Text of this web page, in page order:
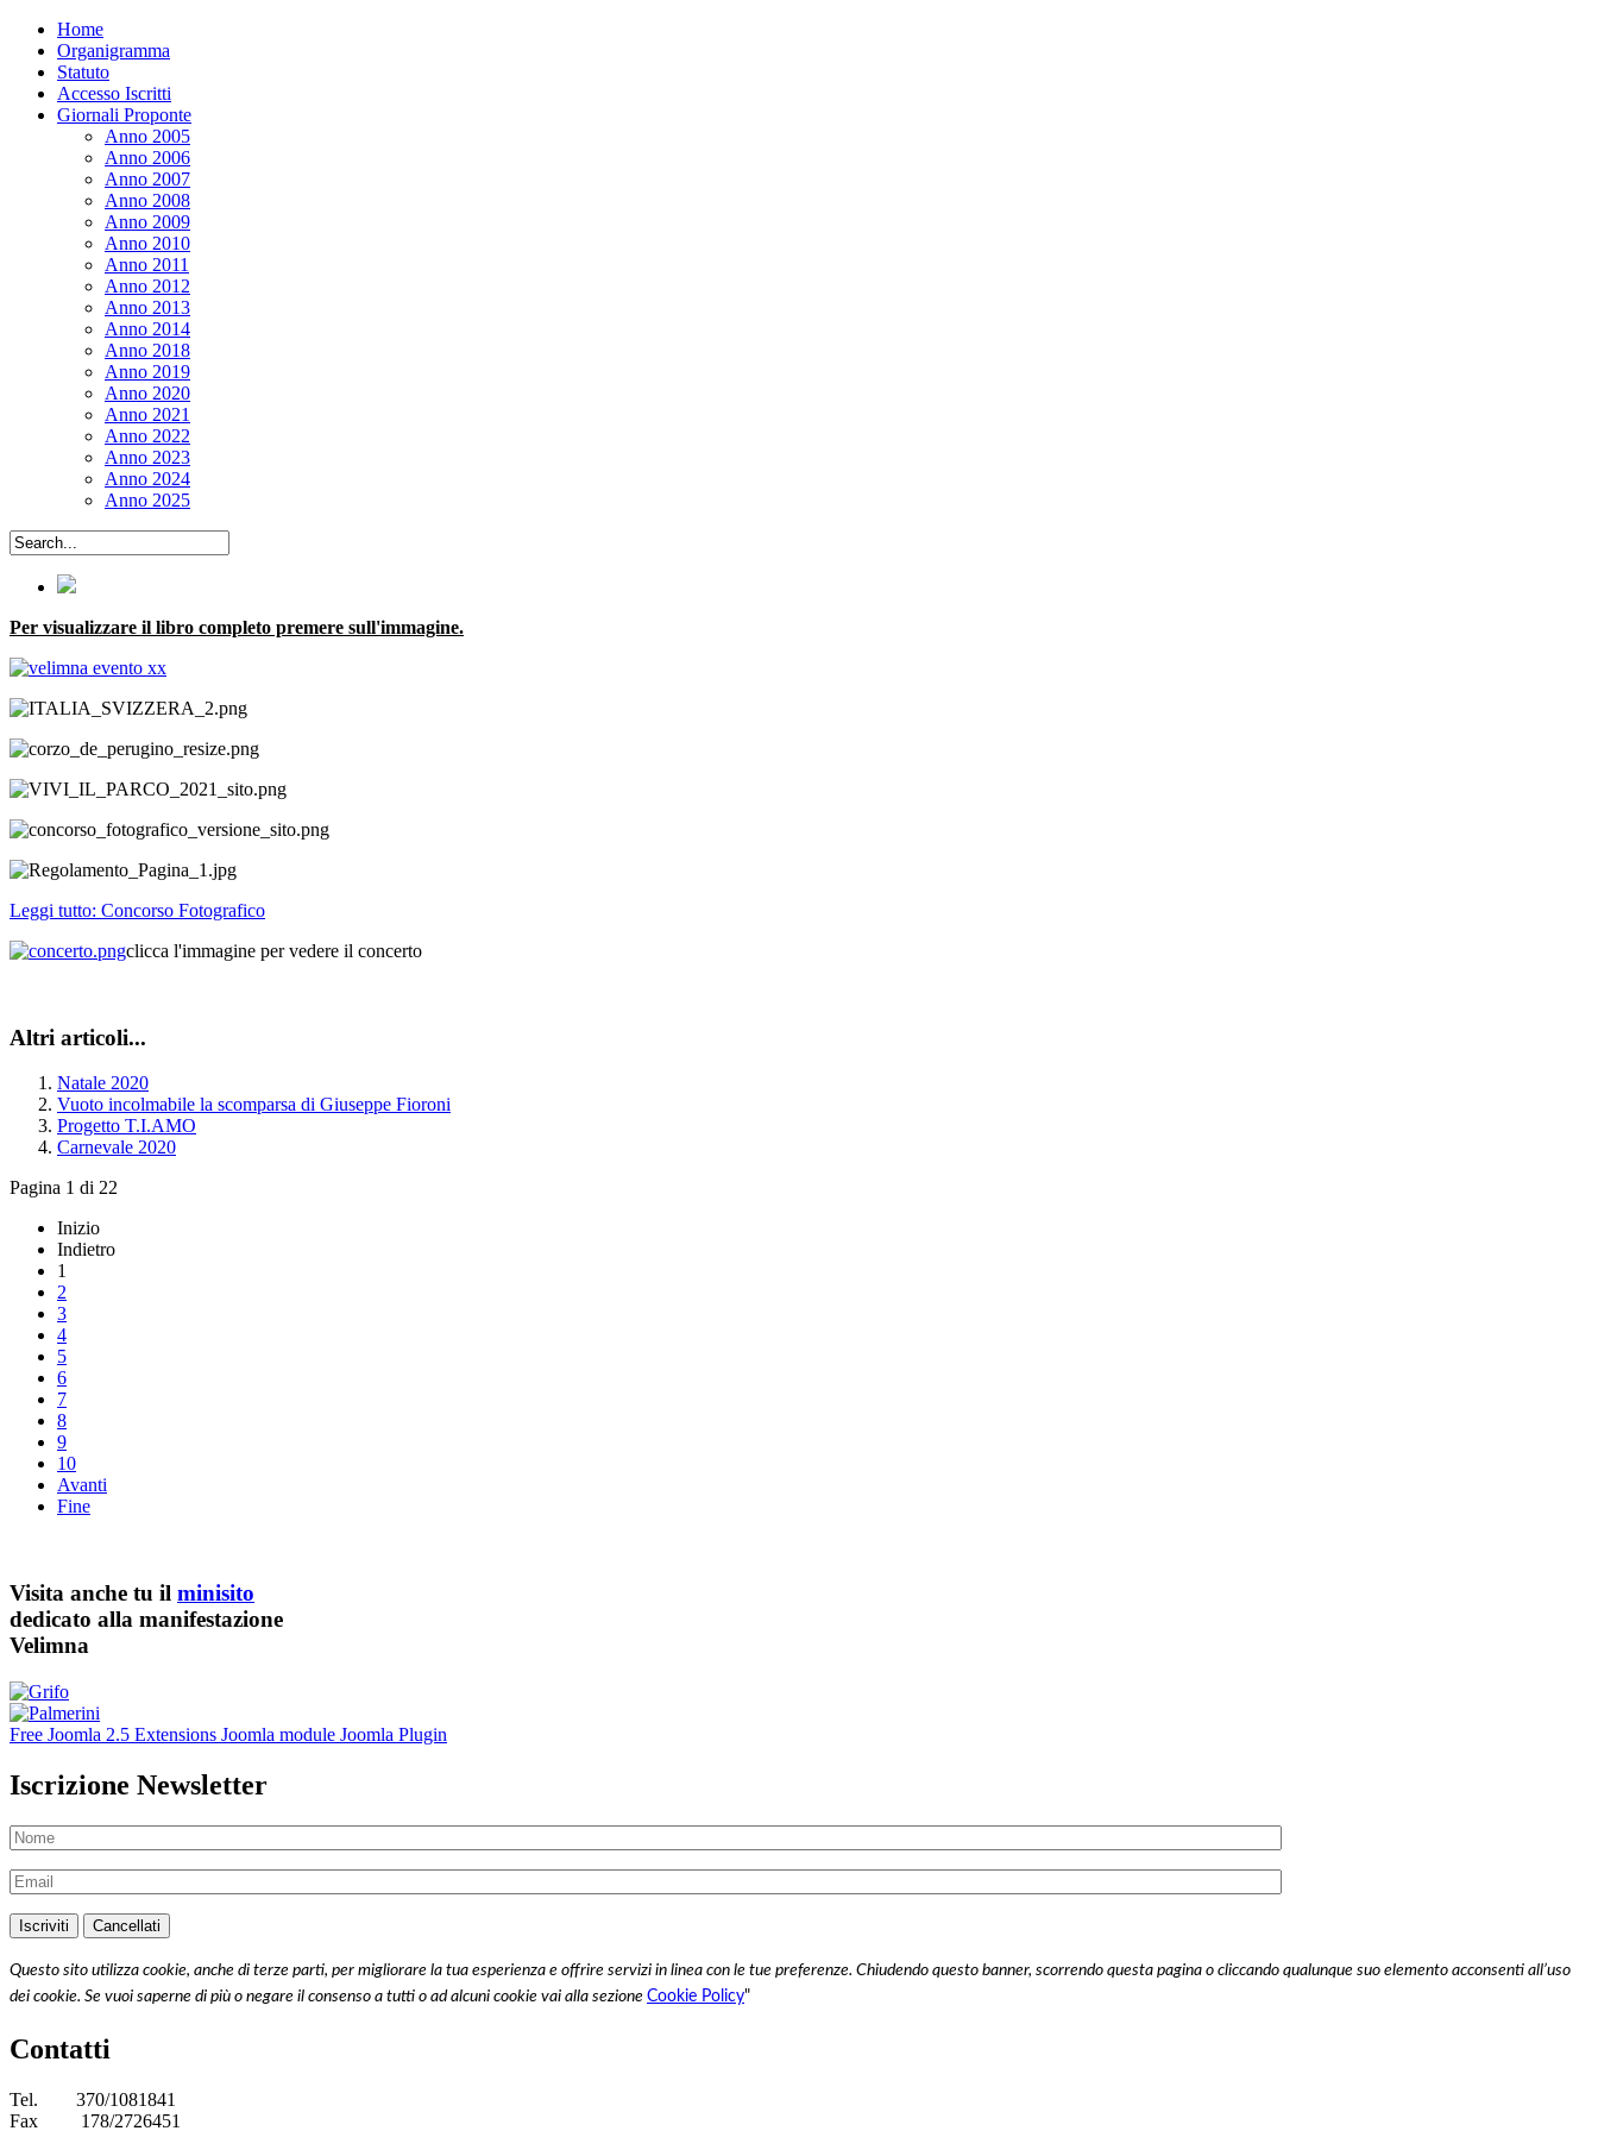
Home
Organigramma
Statuto
Accesso Iscritti
Giornali Proponte
Anno 2005
Anno 2006
Anno 2007
Anno 2008
Anno 2009
Anno 2010
Anno 2011
Anno 2012
Anno 2013
Anno 2014
Anno 2018
Anno 2019
Anno 2020
Anno 2021
Anno 2022
Anno 2023
Anno 2024
Anno 2025
Per visualizzare il libro completo premere sull'immagine.
Leggi tutto: Concorso Fotografico
clicca l'immagine per vedere il concerto
Altri articoli...
Natale 2020
Vuoto incolmabile la scomparsa di Giuseppe Fioroni
Progetto T.I.AMO
Carnevale 2020
Pagina 1 di 22
Inizio
Indietro
1
2
3
4
5
6
7
8
9
10
Avanti
Fine
Visita anche tu il minisito
dedicato alla manifestazione
Velimna
Free Joomla 2.5 Extensions Joomla module Joomla Plugin
Iscrizione Newsletter
Questo sito utilizza cookie, anche di terze parti, per migliorare la tua esperienza e offrire servizi in linea con le tue preferenze. Chiudendo questo banner, scorrendo questa pagina o cliccando qualunque suo elemento acconsenti all’uso
dei cookie. Se vuoi saperne di più o negare il consenso a tutti o ad alcuni cookie vai alla sezione Cookie Policy"
Contatti
Tel.
370/1081841
Fax
178/2726451